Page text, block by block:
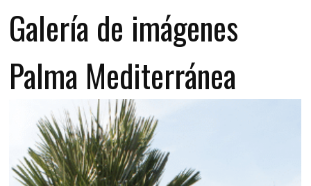
Galería de imágenes
Palma Mediterránea